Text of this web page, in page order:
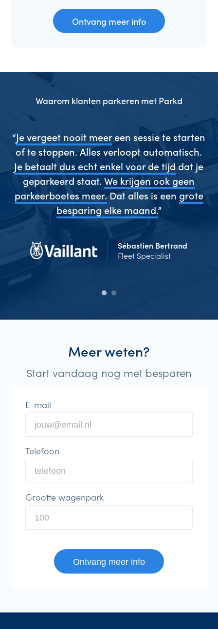
Ontvang meer info
Waarom klanten parkeren met Parkd
“Je vergeet nooit meereen sessie te starten
of te stoppen. Alles verloopt automatisch.
Je betaalt dus echt enkel voor de tijddat je
geparkeerd staat.We krijgen ook geen
parkeerboetes meer.Dat alles is een grote
besparing elke maand.”
Sébastien Bertrand
Fleet Specialist
Meer weten?
Start vandaag nog met besparen
E-mail
Telefoon
Grootte wagenpark